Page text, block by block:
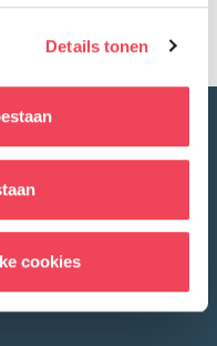
Details tonen
cookies